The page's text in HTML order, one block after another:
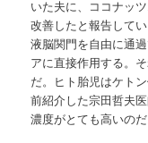
いた夫に、ココナッ
改善したと報告して
液脳関門を自由に通
アに直接作用する。
だ。ヒト胎児はケト
前紹介した宗田哲夫
濃度がとても高いのだ